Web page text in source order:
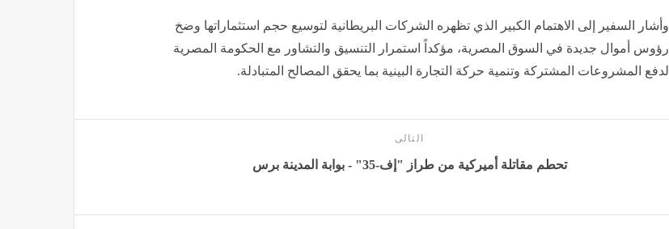
وأشار السفير إلى الاهتمام الكبير الذي تظهره الشركات البريطانية لتوسيع حجم استثماراتها وضخ
رؤوس أموال جديدة في السوق المصرية، مؤكداً استمرار التنسيق والتشاور مع الحكومة المصرية
لدفع المشروعات المشتركة وتنمية حركة التجارة البينية بما يحقق المصالح المتبادلة.
التالى
تحطم مقاتلة أميركية من طراز "إف-35" - بوابة المدينة برس